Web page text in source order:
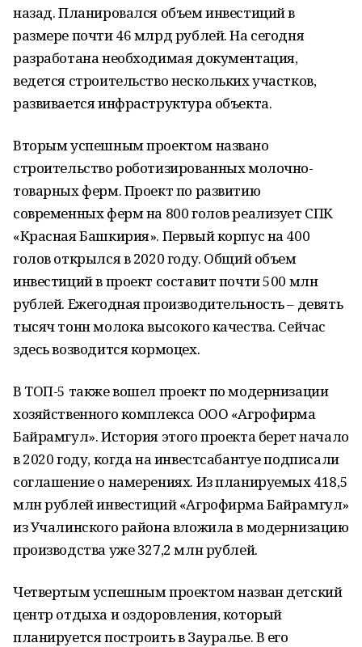
назад. Планировался объем инвестиций в
размере почти 46 млрд рублей. На сегодня
разработана необходимая документация,
ведется строительство нескольких участков,
развивается инфраструктура объекта.
Вторым успешным проектом названо
строительство роботизированных молочно-
товарных ферм. Проект по развитию
современных ферм на 800 голов реализует СПК
«Красная Башкирия». Первый корпус на 400
голов открылся в 2020 году. Общий объем
инвестиций в проект составит почти 500 млн
рублей. Ежегодная производительность – девять
тысяч тонн молока высокого качества. Сейчас
здесь возводится кормоцех.
В ТОП-5 также вошел проект по модернизации
хозяйственного комплекса ООО «Агрофирма
Байрамгул». История этого проекта берет начало
в 2020 году, когда на инвестсабантуе подписали
соглашение о намерениях. Из планируемых 418,5
млн рублей инвестиций «Агрофирма Байрамгул»
из Учалинского района вложила в модернизацию
производства уже 327,2 млн рублей.
Четвертым успешным проектом назван детский
центр отдыха и оздоровления, который
планируется построить в Зауралье. В его